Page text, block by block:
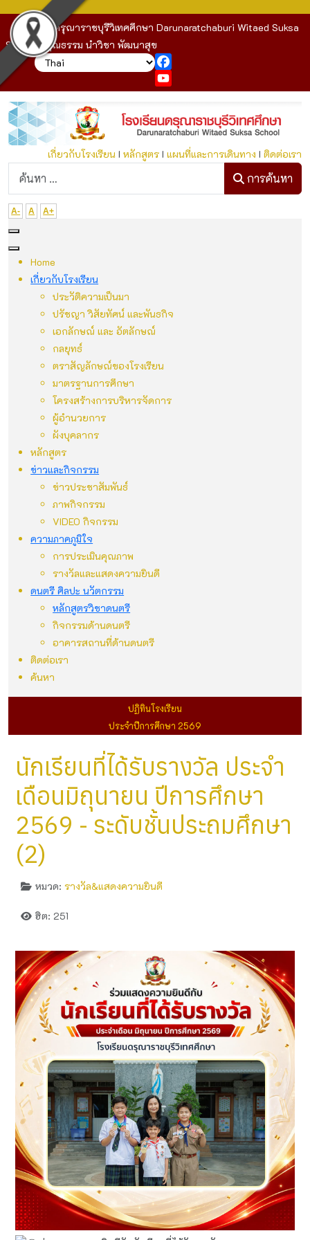
โรงเรียนดรุณาราชบุรีวิเทศศึกษา Darunaratchaburi Witaed Suksa
School : คุณธรรม นำวิชา พัฒนาสุข
YouTube
เกี่ยวกับโรงเรียนI หลักสูตรI แผนที่และการเดินทาง I ติดต่อเรา
ก
การค้นหา
A- A A+
Home
เกี่ยวกับโรงเรียน
ประวัติความเป็นมา
ปรัชญา วิสัยทัศน์ และพันธกิจ
เอกลักษณ์ และ อัตลักษณ์
กลยุทธ์
ตราสัญลักษณ์ของโรงเรียน
มาตรฐานการศึกษา
โครงสร้างการบริหารจัดการ
ผู้อำนวยการ
ผังบุคลากร
หลักสูตร
ข่าวและกิจกรรม
ข่าวประชาสัมพันธ์
ภาพกิจกรรม
VIDEO กิจกรรม
ความภาคภูมิใจ
การประเมินคุณภาพ
รางวัลและแสดงความยินดี
ดนตรี ศิลปะ นวัตกรรม
หลักสูตรวิชาดนตรี
กิจกรรมด้านดนตรี
อาคารสถานที่ด้านดนตรี
ติดต่อเรา
ค้นหา
ปฏิทินโรงเรียน
ประจำปีการศึกษา 2569
นักเรียนที่ได้รับรางวัล ประจำ
เดือนมิถุนายน ปีการศึกษา
2569 - ระดับชั้นประถมศึกษา
(2)
หมวด: รางวัล&แสดงความยินดี
ฮิต: 251